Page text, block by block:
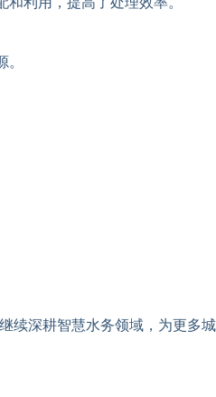
续深耕智慧水务领域，为更多城